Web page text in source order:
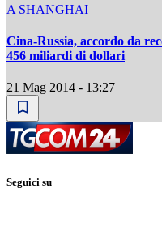
A SHANGHAI
Cina-Russia, accordo da
456 miliardi di dollari
21 Mag 2014 - 13:27
Seguici su